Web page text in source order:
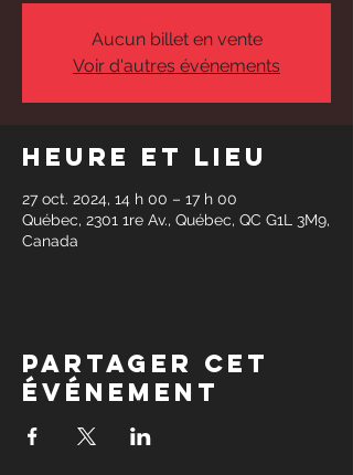
Aucun billet en vente
Voir d'autres événements
Heure et lieu
27 oct. 2024, 14 h 00 – 17 h 00
Québec, 2301 1re Av., Québec, QC G1L 3M9,
Canada
Partager cet
événement